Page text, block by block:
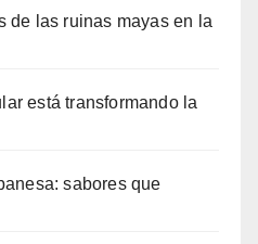
de las ruinas mayas en la
está transformando la
sabores que